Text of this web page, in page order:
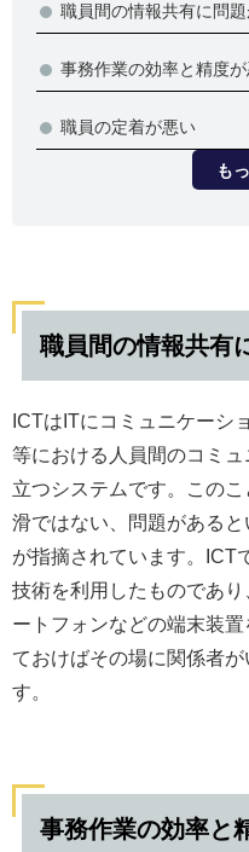
職員間の情報共有に問題
事務作業の効率と精度
職員の定着が悪い
も
職員間の情報共有
ICTはITにコミュニケーシ
等における人員間のコミ
立つシステムです。この
滑ではない、問題がある
が指摘されています。ICT
技術を利用したものであ
ートフォンなどの端末装
ておけばその場に関係者
す。
事務作業の効率と